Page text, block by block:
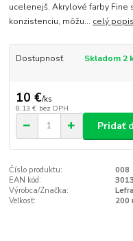
ucelenejš. Akrylové farby Fine
konzistenciu, môžu... celý popis
Dostupnosť Skladom 2
10 €/ks
8,13 € bez DPH
Pridať
Číslo produktu:
008
EAN kód:
Výrobca/Značka:
Veľkosť:
200